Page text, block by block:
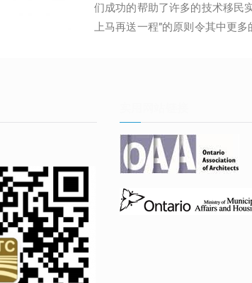
们成功的帮助了许多的技术移民
上马再送一程”的原则令其中更多